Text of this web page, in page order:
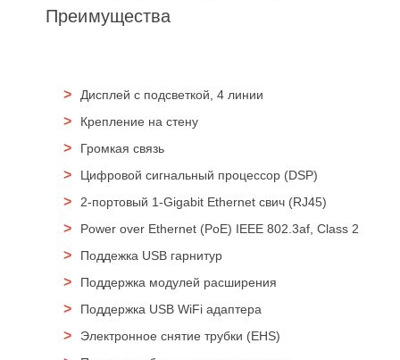
Преимущества
Дисплей с подсветкой, 4 линии
Крепление на стену
Громкая связь
Цифровой сигнальный процессор (DSP)
2-портовый 1-Gigabit Ethernet свич (RJ45)
Power over Ethernet (PoE) IEEE 802.3af, Class 2
Поддежка USB гарнитур
Поддержка модулей расширения
Поддержка USB WiFi адаптера
Электронное снятие трубки (EHS)